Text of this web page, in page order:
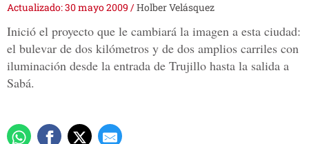
Actualizado: 30 mayo 2009 /Holber Velásquez
Inició el proyecto que le cambiará la imagen a esta ciudad:
el bulevar de dos kilómetros y de dos amplios carriles con
iluminación desde la entrada de Trujillo hasta la salida a
Sabá.